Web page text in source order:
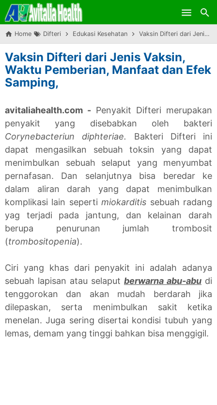
Skip to main content
Home Difteri Edukasi Kesehatan Vaksin Difteri dari Jenis Vaksin, Waktu Pemberian, Manfaat dan Efek Samping,
Vaksin Difteri dari Jenis Vaksin,
Waktu Pemberian, Manfaat dan Efek
Samping,
avitaliahealth.com - Penyakit Difteri merupakan
penyakit yang disebabkan oleh bakteri
Corynebacteriun diphteriae.
Bakteri Difteri ini
dapat mengasilkan sebuah toksin yang dapat
menimbulkan sebuah selaput yang menyumbat
pernafasan. Dan selanjutnya bisa beredar ke
dalam aliran darah yang dapat menimbulkan
komplikasi lain sepertimiokarditis sebuah radang
yag terjadi pada jantung, dan kelainan darah
berupa penurunan jumlah trombosit
(trombositopenia).
Ciri yang khas dari penyakit ini adalah adanya
sebuah lapisan atau selaput berwarna abu-abu di
tenggorokan dan akan mudah berdarah jika
dilepaskan, serta menimbulkan sakit ketika
menelan. Juga sering disertai kondisi tubuh yang
lemas, demam yang tinggi bahkan bisa menggigil.